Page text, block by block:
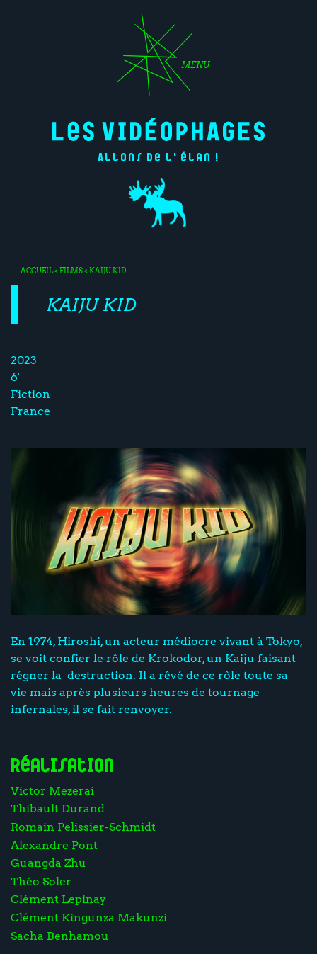
MENU
Allons de l'élan !
ACCUEIL< FILMS< KAIJU KID
KAIJU KID
2023
6'
Fiction
France
En 1974, Hiroshi, un acteur médiocre vivant à Tokyo,
se voit confier le rôle de Krokodor, un Kaiju faisant
régner la destruction. Il a rêvé de ce rôle toute sa
vie mais après plusieurs heures de tournage
infernales, il se fait renvoyer.
Réalisation
Victor Mezerai
Thibault Durand
Romain Pelissier-Schmidt
Alexandre Pont
Guangda Zhu
Théo Soler
Clément Lepinay
Clément Kingunza Makunzi
Sacha Benhamou